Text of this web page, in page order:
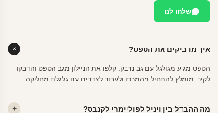
שלחו לנו
איך מדביקים את הטפט?
הטפט מגיע מגולגל עם גב נדבק. קלפו את הניילון מגב הטפט והדבקו
לקיר. מומלץ להתחיל מהמרכז ולעבוד לצדדים עם גלגלת מחליקה.
מה ההבדל בין ויניל לפוליימרי לקנבס?